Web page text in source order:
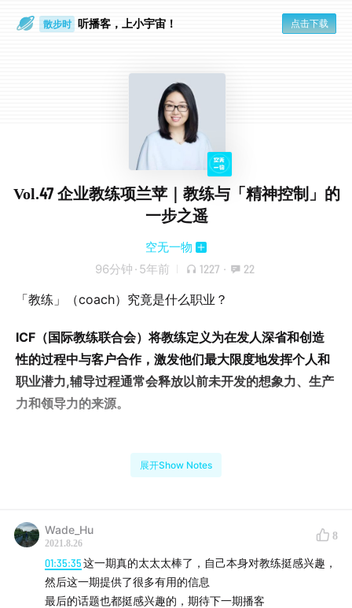
散步时 听播客，上小宇宙！ 点击下载
Vol.47 企业教练项兰苹｜教练与「精神控制」的
一步之遥
空无一物
96分钟 · 5年前 1227 · 22
「教练」（coach）究竟是什么职业？
ICF（国际教练联合会）将教练定义为在发人深省和创造
性的过程中与客户合作，激发他们最大限度地发挥个人和
职业潜力,辅导过程通常会释放以前未开发的想象力、生产
力和领导力的来源。
不过，为什么市场上有那么多关于“教练”的负面评价和声
制」？
本期播客飞书妙计文字稿：
展开Show Notes
Wade_Hu
2021.8.26
8
01:35:35这一期真的太太太棒了，自己本身对教练挺感兴趣，
然后这一期提供了很多有用的信息
最后的话题也都挺感兴趣的，期待下一期播客